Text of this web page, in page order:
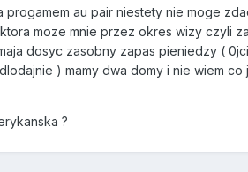
au pair niestety nie moge
moze mnie przez okres wizy czyli
dosyc zasobny zapas pieniedzy (
) mamy dwa domy i nie wiem co
?